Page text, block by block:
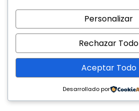
Personalizar
Rechazar Todo
Aceptar Todo
Desarrollado por